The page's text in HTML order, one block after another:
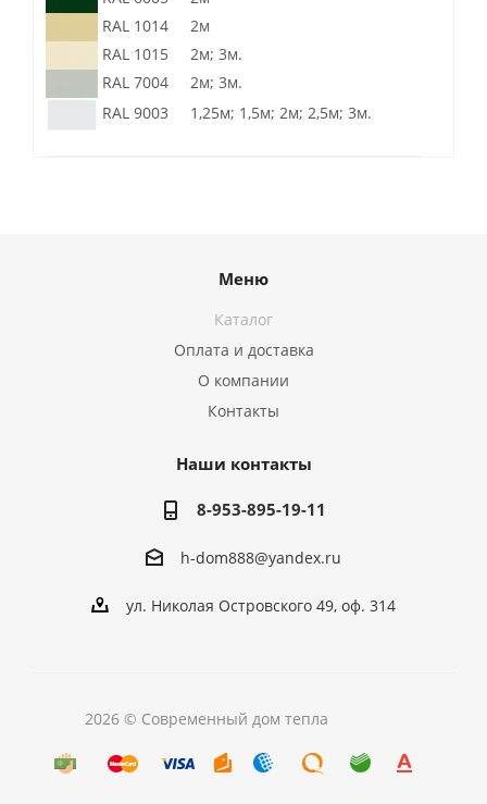
RAL 1014 2м
RAL 1015 2м; 3м.
RAL 7004 2м; 3м.
RAL 9003 1,25м; 1,5м; 2м; 2,5м; 3м.
Меню
Каталог
Оплата и доставка
О компании
Контакты
Наши контакты
8-953-895-19-11
h-dom888@yandex.ru
ул. Николая Островского 49, оф. 314
2026 © Современный дом тепла